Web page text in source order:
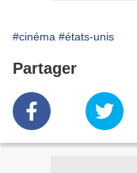
#cinéma #états-unis
Partager